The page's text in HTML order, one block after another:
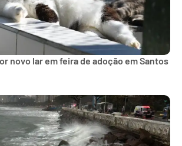
novo lar em feira de adoção em Santos